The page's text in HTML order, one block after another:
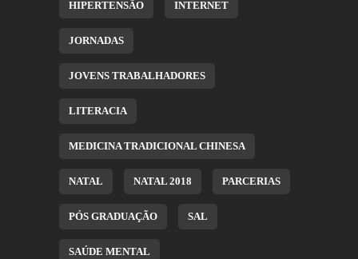
HIPERTENSÃO INTERNET
JORNADAS
JOVENS TRABALHADORES
LITERACIA
MEDICINA TRADICIONAL CHINESA
NATAL NATAL 2018 PARCERIAS
PÓS GRADUAÇÃO SAL
SAÚDE MENTAL